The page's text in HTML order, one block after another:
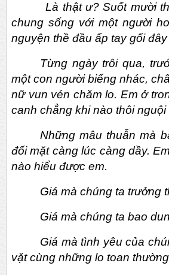
Là thật ư? Suốt mười
chung sống với một người
nguyện thề đầu ấp tay gối
Từng ngày trôi qua,
một con người biếng nhác,
nữ vun vén chăm lo. Em ở
canh chẳng khi nào thôi nguội
Những mâu thuẫn mà
đối mặt càng lúc càng dầy.
nào hiểu được em.
Giá mà chúng ta trưởng
Giá mà chúng ta bao
Giá mà tình yêu của
vặt cùng những lo toan